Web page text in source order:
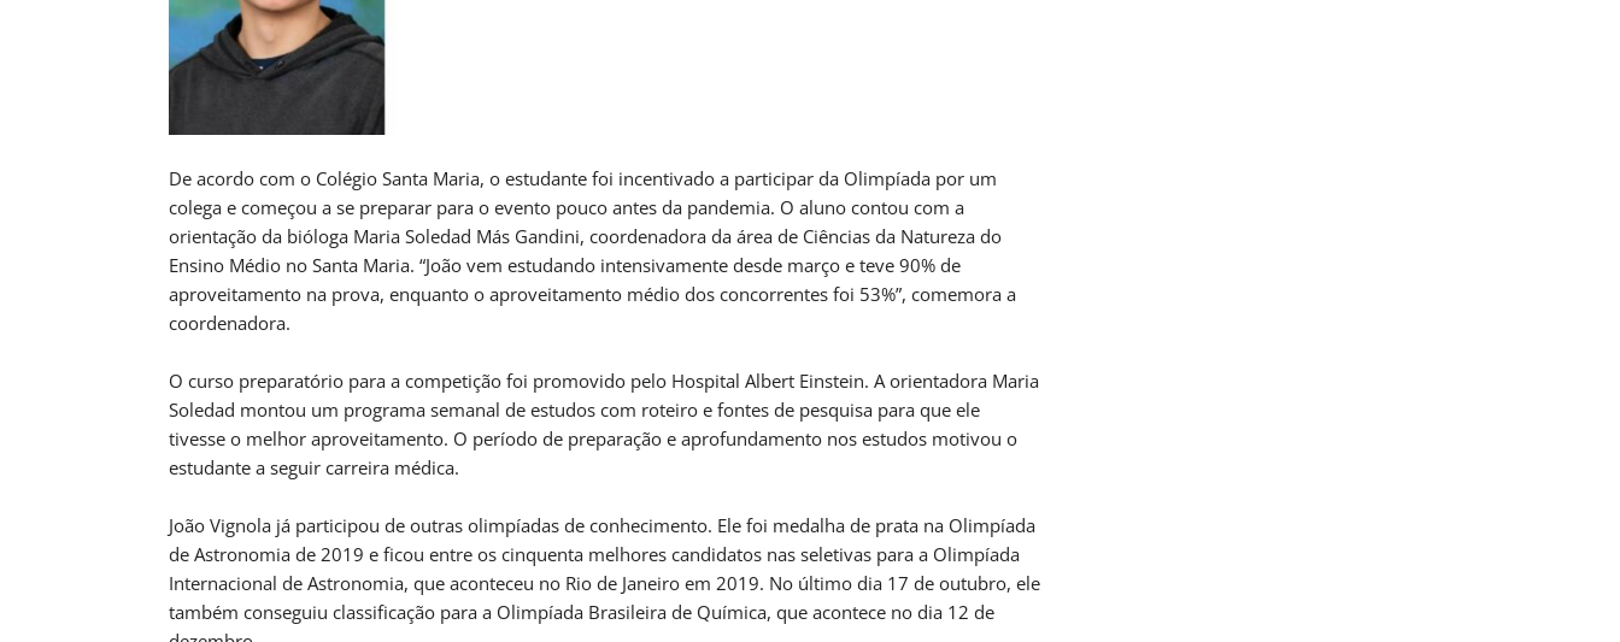
De acordo com o Colégio Santa Maria, o estudante foi incentivado a participar da Olimpíada por um
colega e começou a se preparar para o evento pouco antes da pandemia. O aluno contou com a
orientação da bióloga Maria Soledad Más Gandini, coordenadora da área de Ciências da Natureza do
Ensino Médio no Santa Maria. “João vem estudando intensivamente desde março e teve 90% de
aproveitamento na prova, enquanto o aproveitamento médio dos concorrentes foi 53%”, comemora a
coordenadora.
O curso preparatório para a competição foi promovido pelo Hospital Albert Einstein. A orientadora Maria
Soledad montou um programa semanal de estudos com roteiro e fontes de pesquisa para que ele
tivesse o melhor aproveitamento. O período de preparação e aprofundamento nos estudos motivou o
estudante a seguir carreira médica.
João Vignola já participou de outras olimpíadas de conhecimento. Ele foi medalha de prata na Olimpíada
de Astronomia de 2019 e ficou entre os cinquenta melhores candidatos nas seletivas para a Olimpíada
Internacional de Astronomia, que aconteceu no Rio de Janeiro em 2019. No último dia 17 de outubro, ele
também conseguiu classificação para a Olimpíada Brasileira de Química, que acontece no dia 12 de